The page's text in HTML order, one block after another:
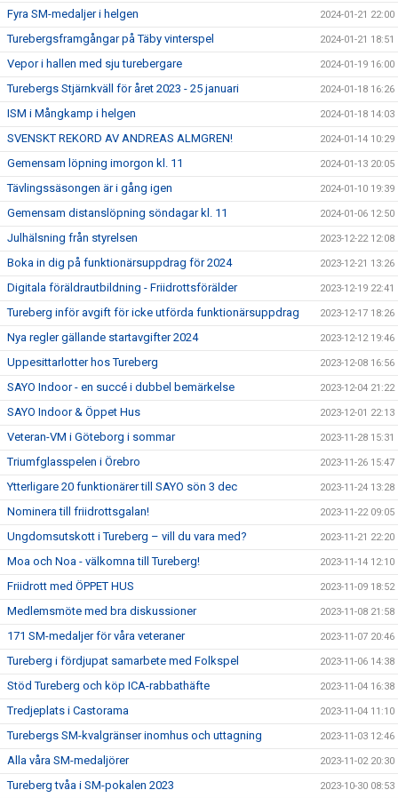
Fyra SM-medaljer i helgen 2024-01-21 22:00
Turebergsframgångar på Täby vinterspel 2024-01-21 18:51
Vepor i hallen med sju turebergare 2024-01-19 16:00
Turebergs Stjärnkväll för året 2023 - 25 januari 2024-01-18 16:26
ISM i Mångkamp i helgen 2024-01-18 14:03
SVENSKT REKORD AV ANDREAS ALMGREN! 2024-01-14 10:29
Gemensam löpning imorgon kl. 11 2024-01-13 20:05
Tävlingssäsongen är i gång igen 2024-01-10 19:39
Gemensam distanslöpning söndagar kl. 11 2024-01-06 12:50
Julhälsning från styrelsen 2023-12-22 12:08
Boka in dig på funktionärsuppdrag för 2024 2023-12-21 13:26
Digitala föräldrautbildning - Friidrottsförälder 2023-12-19 22:41
Tureberg inför avgift för icke utförda funktionärsuppdrag 2023-12-17 18:26
Nya regler gällande startavgifter 2024 2023-12-12 19:46
Uppesittarlotter hos Tureberg 2023-12-08 16:56
SAYO Indoor - en succé i dubbel bemärkelse 2023-12-04 21:22
SAYO Indoor & Öppet Hus 2023-12-01 22:13
Veteran-VM i Göteborg i sommar 2023-11-28 15:31
Triumfglasspelen i Örebro 2023-11-26 15:47
Ytterligare 20 funktionärer till SAYO sön 3 dec 2023-11-24 13:28
Nominera till friidrottsgalan! 2023-11-22 09:05
Ungdomsutskott i Tureberg – vill du vara med? 2023-11-21 22:20
Moa och Noa - välkomna till Tureberg! 2023-11-14 12:10
Friidrott med ÖPPET HUS 2023-11-09 18:52
Medlemsmöte med bra diskussioner 2023-11-08 21:58
171 SM-medaljer för våra veteraner 2023-11-07 20:46
Tureberg i fördjupat samarbete med Folkspel 2023-11-06 14:38
Stöd Tureberg och köp ICA-rabbathäfte 2023-11-04 16:38
Tredjeplats i Castorama 2023-11-04 11:10
Turebergs SM-kvalgränser inomhus och uttagning 2023-11-03 12:46
Alla våra SM-medaljörer 2023-11-02 20:30
Tureberg tvåa i SM-pokalen 2023 2023-10-30 08:53